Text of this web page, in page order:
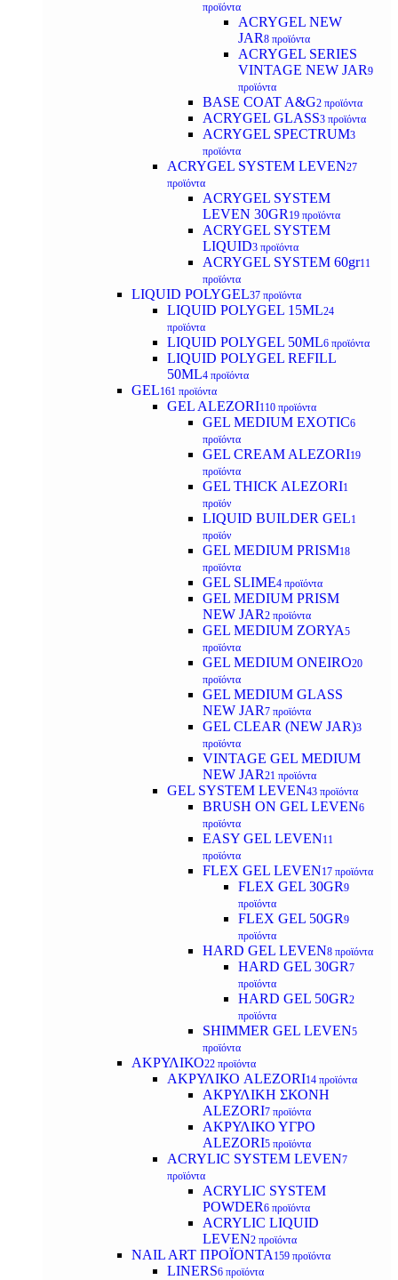
προϊόντα
ACRYGEL NEW
JAR8 προϊόντα
ACRYGEL SERIES
VINTAGE NEW JAR9
προϊόντα
BASE COAT A&G2 προϊόντα
ACRYGEL GLASS3 προϊόντα
ACRYGEL SPECTRUM3
προϊόντα
ACRYGEL SYSTEM LEVEN27
προϊόντα
ACRYGEL SYSTEM
LEVEN 30GR 19 προϊόντα
ACRYGEL SYSTEM
LIQUID3 προϊόντα
ACRYGEL SYSTEM 60gr11
προϊόντα
LIQUID POLYGEL37 προϊόντα
LIQUID POLYGEL 15ML24
προϊόντα
LIQUID POLYGEL 50ML6 προϊόντα
LIQUID POLYGEL REFILL
50ML4 προϊόντα
GEL161 προϊόντα
GEL ALEZORI110 προϊόντα
GEL MEDIUM EXOTIC6
προϊόντα
GEL CREAM ALEZORI19
προϊόντα
GEL THICK ALEZORI1
προϊόν
LIQUID BUILDER GEL1
προϊόν
GEL MEDIUM PRISM18
προϊόντα
GEL SLIME4 προϊόντα
GEL MEDIUM PRISM
NEW JAR2 προϊόντα
GEL MEDIUM ZORYA5
προϊόντα
GEL MEDIUM ONEIRO20
προϊόντα
GEL MEDIUM GLASS
NEW JAR7 προϊόντα
GEL CLEAR (NEW JAR)3
προϊόντα
VINTAGE GEL MEDIUM
NEW JAR21 προϊόντα
GEL SYSTEM LEVEN43 προϊόντα
BRUSH ON GEL LEVEN6
προϊόντα
EASY GEL LEVEN11
προϊόντα
FLEX GEL LEVEN17 προϊόντα
FLEX GEL 30GR9
προϊόντα
FLEX GEL 50GR9
προϊόντα
HARD GEL LEVEN8 προϊόντα
HARD GEL 30GR7
προϊόντα
HARD GEL 50GR2
προϊόντα
SHIMMER GEL LEVEN5
προϊόντα
ΑΚΡΥΛΙΚΟ22 προϊόντα
ΑΚΡΥΛΙΚΟ ALEZORI14 προϊόντα
ΑΚΡΥΛΙΚΗ ΣΚΟΝΗ
ALEZORI7 προϊόντα
ΑΚΡΥΛΙΚΟ ΥΓΡΟ
ALEZORI5 προϊόντα
ACRYLIC SYSTEM LEVEN7
προϊόντα
ACRYLIC SYSTEM
POWDER6 προϊόντα
ACRYLIC LIQUID
LEVEN2 προϊόντα
NAIL ART ΠΡΟΪΟΝΤΑ 159 προϊόντα
LINERS6 προϊόντα